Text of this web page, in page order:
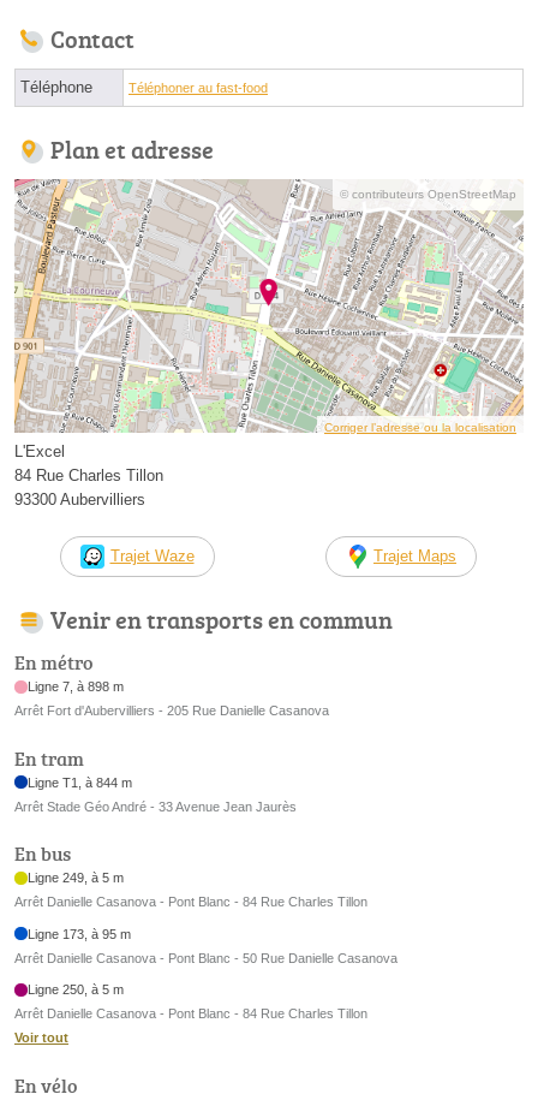
Contact
Téléphone Téléphoner au fast-food
Plan et adresse
© contributeurs OpenStreetMap
Corriger l’adresse ou la localisation
L'Excel
84 Rue Charles Tillon
93300 Aubervilliers
Trajet Waze Trajet Maps
Venir en transports en commun
En métro
Ligne 7, à 898 m
Arrêt Fort d'Aubervilliers - 205 Rue Danielle Casanova
En tram
Ligne T1, à 844 m
Arrêt Stade Géo André - 33 Avenue Jean Jaurès
En bus
Ligne 249, à 5 m
Arrêt Danielle Casanova - Pont Blanc - 84 Rue Charles Tillon
Ligne 173, à 95 m
Arrêt Danielle Casanova - Pont Blanc - 50 Rue Danielle Casanova
Ligne 250, à 5 m
Arrêt Danielle Casanova - Pont Blanc - 84 Rue Charles Tillon
Voir tout
En vélo